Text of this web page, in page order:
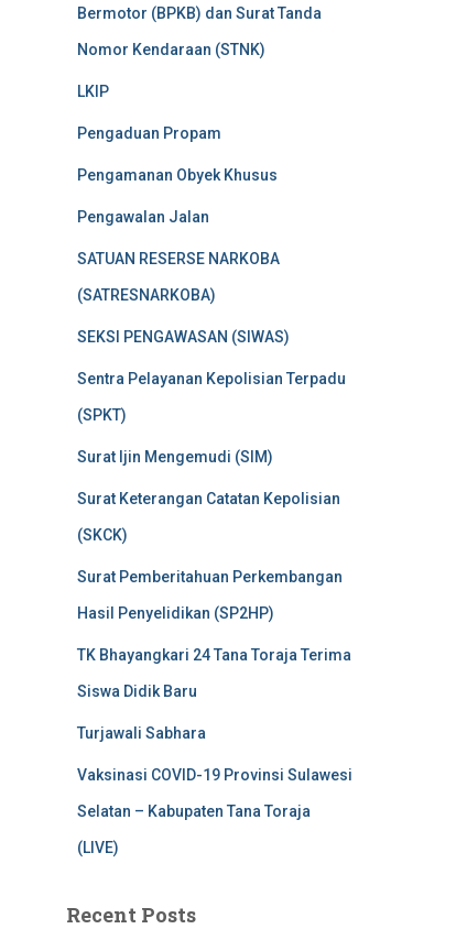
Bermotor (BPKB) dan Surat Tanda
Nomor Kendaraan (STNK)
LKIP
Pengaduan Propam
Pengamanan Obyek Khusus
Pengawalan Jalan
SATUAN RESERSE NARKOBA
(SATRESNARKOBA)
SEKSI PENGAWASAN (SIWAS)
Sentra Pelayanan Kepolisian Terpadu
(SPKT)
Surat Ijin Mengemudi (SIM)
Surat Keterangan Catatan Kepolisian
(SKCK)
Surat Pemberitahuan Perkembangan
Hasil Penyelidikan (SP2HP)
TK Bhayangkari 24 Tana Toraja Terima
Siswa Didik Baru
Turjawali Sabhara
Vaksinasi COVID-19 Provinsi Sulawesi
Selatan – Kabupaten Tana Toraja
(LIVE)
Recent Posts